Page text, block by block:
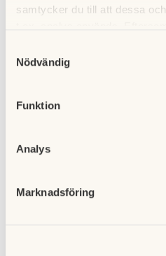
samtycker du till att dessa
cookies och välja att endast
Nödvändig
Funktion
Analys
Marknadsföring
ett par veckor sedan, är nu
väggarna målats om, och golvet
Mycket nöje!